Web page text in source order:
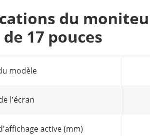
du
17 pouces
modèle
l'écran
active (mm)